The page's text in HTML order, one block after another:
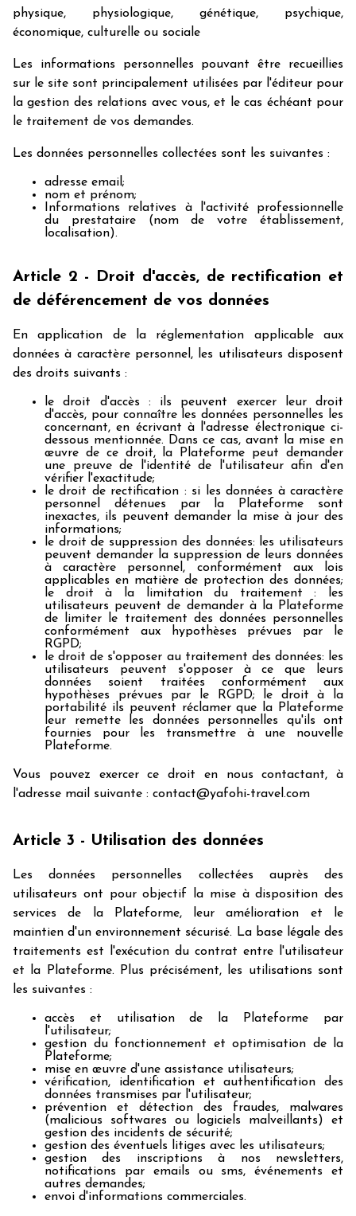
physique, physiologique, génétique, psychique,
économique, culturelle ou sociale
Les informations personnelles pouvant être recueillies
sur le site sont principalement utilisées par l'éditeur pour
la gestion des relations avec vous, et le cas échéant pour
le traitement de vos demandes.
Les données personnelles collectées sont les suivantes :
adresse email;
nom et prénom;
Informations relatives à l'activité professionnelle
du prestataire (nom de votre établissement,
localisation).
Article 2 - Droit d'accès, de rectification et
de déférencement de vos données
En application de la réglementation applicable aux
données à caractère personnel, les utilisateurs disposent
des droits suivants :
le droit d'accès : ils peuvent exercer leur droit
d'accès, pour connaître les données personnelles les
concernant, en écrivant à l'adresse électronique ci-
dessous mentionnée. Dans ce cas, avant la mise en
œuvre de ce droit, la Plateforme peut demander
une preuve de l'identité de l'utilisateur afin d'en
vérifier l'exactitude;
le droit de rectification : si les données à caractère
personnel détenues par la Plateforme sont
inexactes, ils peuvent demander la mise à jour des
informations;
le droit de suppression des données: les utilisateurs
peuvent demander la suppression de leurs données
à caractère personnel, conformément aux lois
applicables en matière de protection des données;
le droit à la limitation du traitement : les
utilisateurs peuvent de demander à la Plateforme
de limiter le traitement des données personnelles
conformément aux hypothèses prévues par le
RGPD;
le droit de s'opposer au traitement des données: les
utilisateurs peuvent s'opposer à ce que leurs
données soient traitées conformément aux
hypothèses prévues par le RGPD; le droit à la
portabilité ils peuvent réclamer que la Plateforme
leur remette les données personnelles qu'ils ont
fournies pour les transmettre à une nouvelle
Plateforme.
Vous pouvez exercer ce droit en nous contactant, à
l'adresse mail suivante : contact@yafohi-travel.com
Article 3 - Utilisation des données
Les données personnelles collectées auprès des
utilisateurs ont pour objectif la mise à disposition des
services de la Plateforme, leur amélioration et le
maintien d'un environnement sécurisé. La base légale des
traitements est l'exécution du contrat entre l'utilisateur
et la Plateforme. Plus précisément, les utilisations sont
les suivantes :
accès et utilisation de la Plateforme par
l'utilisateur;
gestion du fonctionnement et optimisation de la
Plateforme;
mise en œuvre d'une assistance utilisateurs;
vérification, identification et authentification des
données transmises par l'utilisateur;
prévention et détection des fraudes, malwares
(malicious softwares ou logiciels malveillants) et
gestion des incidents de sécurité;
gestion des éventuels litiges avec les utilisateurs;
gestion des inscriptions à nos newsletters,
notifications par emails ou sms, événements et
autres demandes;
envoi d'informations commerciales.